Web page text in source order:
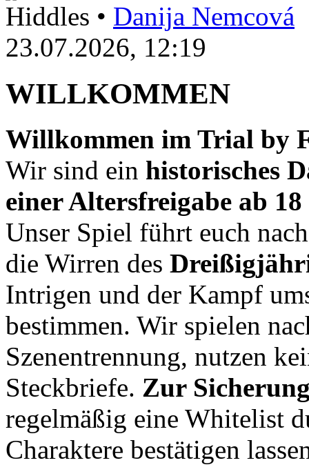
Hiddles • Danija Nemcová
23.07.2026, 12:19
WILLKOMMEN
Willkommen im Trial by
Wir sind ein historisches
einer Altersfreigabe ab
Unser Spiel führt euch
die Wirren des
Intrigen und der Kampf
bestimmen. Wir spielen
Szenentrennung, nutzen
Steckbriefe. Zur
regelmäßig eine Whitelist
Charaktere bestätigen